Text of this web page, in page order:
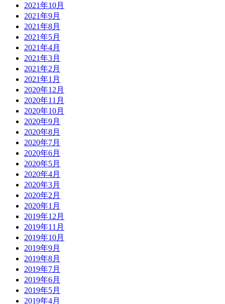
2021年10月
2021年9月
2021年8月
2021年5月
2021年4月
2021年3月
2021年2月
2021年1月
2020年12月
2020年11月
2020年10月
2020年9月
2020年8月
2020年7月
2020年6月
2020年5月
2020年4月
2020年3月
2020年2月
2020年1月
2019年12月
2019年11月
2019年10月
2019年9月
2019年8月
2019年7月
2019年6月
2019年5月
2019年4月